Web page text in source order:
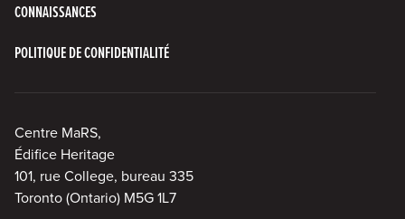
CONNAISSANCES
POLITIQUE DE CONFIDENTIALITÉ
Centre MaRS,
Édifice Heritage
101, rue College, bureau 335
Toronto (Ontario) M5G 1L7